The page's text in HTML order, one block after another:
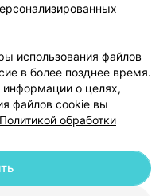
компанию
использования файлов
в более позднее время.
информации о целях,
файлов cookie вы
Политикой обработки